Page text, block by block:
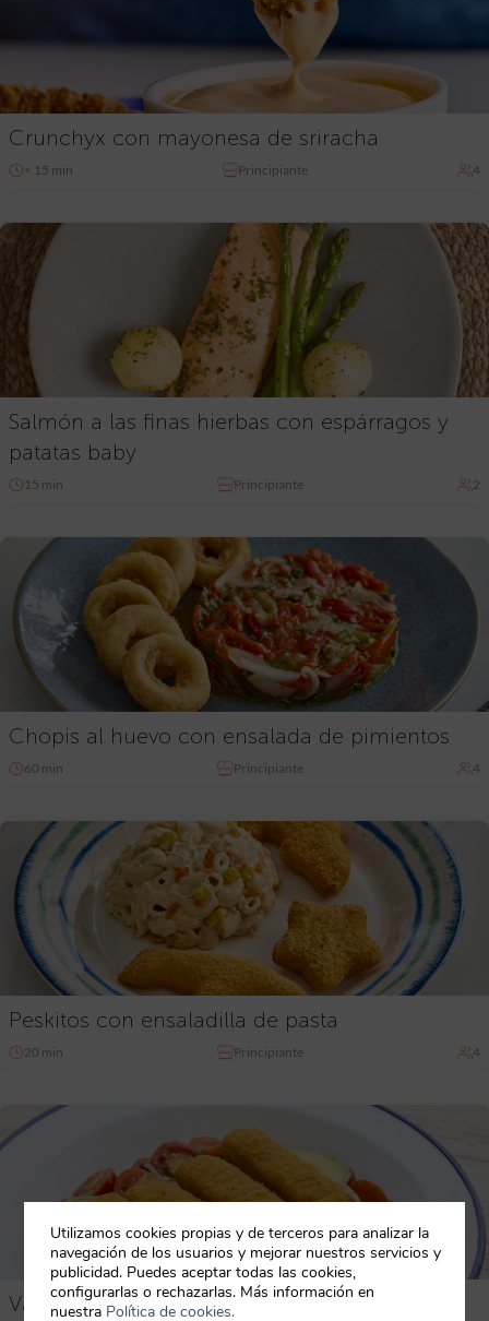
Crunchyx con mayonesa de sriracha
< 15 min Principiante 4
Salmón a las finas hierbas con espárragos y
patatas baby
15 min Principiante 2
Chopis al huevo con ensalada de pimientos
60 min Principiante 4
Peskitos con ensaladilla de pasta
20 min Principiante 4
Varitas con ensalada de aguacate y tomate
Utilizamos cookies propias y de terceros para analizar la
navegación de los usuarios y mejorar nuestros servicios y
publicidad. Puedes aceptar todas las cookies,
configurarlas o rechazarlas. Más información en
nuestra Política de cookies.